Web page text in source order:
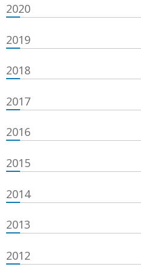
2020
2019
2018
2017
2016
2015
2014
2013
2012